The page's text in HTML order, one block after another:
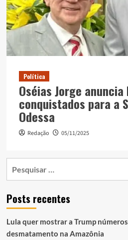
Política
Oséias Jorge
conquistados para a
Odessa
Redação 05/11/2025
Posts recentes
Lula quer mostrar a Trump
desmatamento na Amazônia